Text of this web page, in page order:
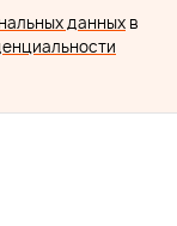
данных в